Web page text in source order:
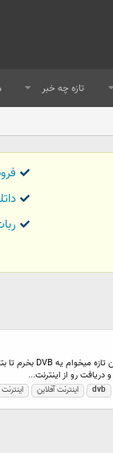
تازه چه خبر
dvb اینترنت آفلاین